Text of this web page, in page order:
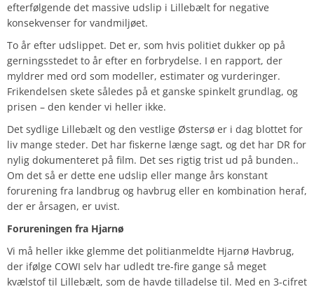
efterfølgende det massive udslip i Lillebælt for negative
konsekvenser for vandmiljøet.
To år efter udslippet. Det er, som hvis politiet dukker op på
gerningsstedet to år efter en forbrydelse. I en rapport, der
myldrer med ord som modeller, estimater og vurderinger.
Frikendelsen skete således på et ganske spinkelt grundlag, og
prisen – den kender vi heller ikke.
Det sydlige Lillebælt og den vestlige Østersø er i dag blottet for
liv mange steder. Det har fiskerne længe sagt, og det har DR for
nylig dokumenteret på film. Det ses rigtig trist ud på bunden..
Om det så er dette ene udslip eller mange års konstant
forurening fra landbrug og havbrug eller en kombination heraf,
der er årsagen, er uvist.
Forureningen fra Hjarnø
Vi må heller ikke glemme det politianmeldte Hjarnø Havbrug,
der ifølge COWI selv har udledt tre-fire gange så meget
kvælstof til Lillebælt, som de havde tilladelse til. Med en 3-cifret